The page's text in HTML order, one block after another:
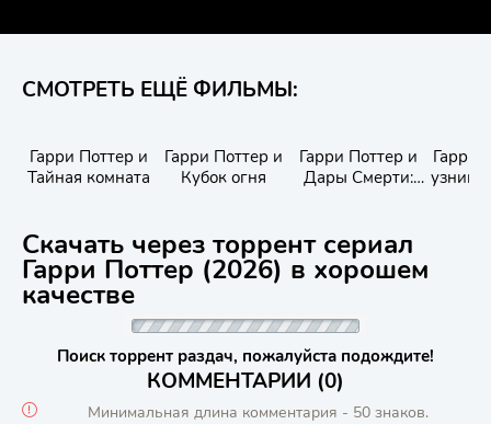
СМОТРЕТЬ ЕЩЁ ФИЛЬМЫ:
Гарри Поттер и
Тайная комната
Гарри Поттер и
Кубок огня
Гарри Поттер и
Дары Смерти:
Гарри
узник
Скачать через торрент сериал
Гарри Поттер (2026) в хорошем
качестве
Поиск торрент раздач, пожалуйста подождите!
КОММЕНТАРИИ (0)
Минимальная длина комментария - 50 знаков.